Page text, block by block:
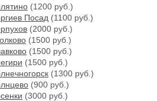
(1200 руб.)
Посад (1100 руб.)
(2000 руб.)
(1500 руб.)
(1500 руб.)
(1500 руб.)
(1300 руб.)
(900 руб.)
(3000 руб.)